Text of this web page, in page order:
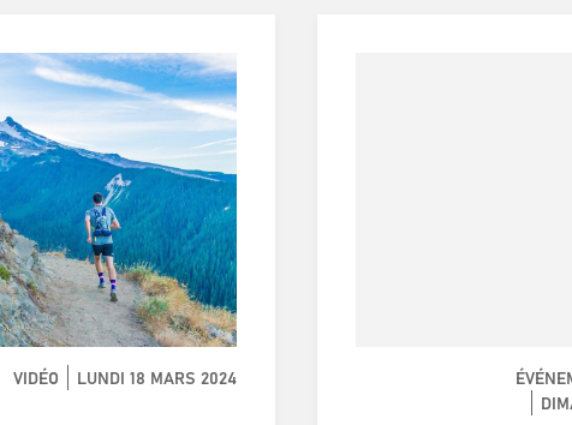
VIDÉO LUNDI 18 MARS 2024